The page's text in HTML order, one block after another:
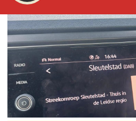
STRAKS:
De ochtend van Sleutelstad
6.00 - 12.00 uur
Vorig uur
uur 1 van 0